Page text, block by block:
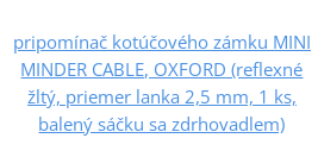
pripomínač kotúčového zámku MINI
MINDER CABLE, OXFORD (reflexné
žltý, priemer lanka 2,5 mm, 1 ks,
balený sáčku sa zdrhovadlem)